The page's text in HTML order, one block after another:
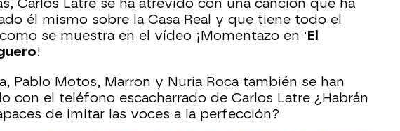
Carlos Latre se ha atrevido con una canción que ha
él mismo sobre la Casa Real y que tiene todo el
se muestra en el vídeo ¡Momentazo en 'El
!
Pablo Motos, Marron y Nuria Roca también se han
con el teléfono escacharrado de Carlos Latre ¿Habrán
de imitar las voces a la perfección?